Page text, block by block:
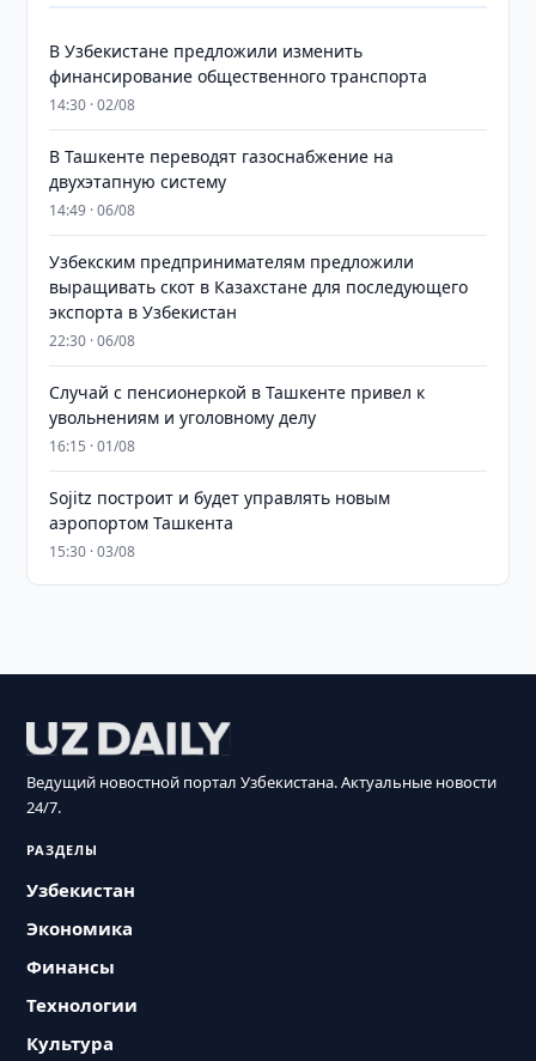
В Узбекистане предложили изменить
финансирование общественного транспорта
14:30 · 02/08
В Ташкенте переводят газоснабжение на
двухэтапную систему
14:49 · 06/08
Узбекским предпринимателям предложили
выращивать скот в Казахстане для последующего
экспорта в Узбекистан
22:30 · 06/08
Случай с пенсионеркой в Ташкенте привел к
увольнениям и уголовному делу
16:15 · 01/08
Sojitz построит и будет управлять новым
аэропортом Ташкента
15:30 · 03/08
Ведущий новостной портал Узбекистана. Актуальные новости
24/7.
РАЗДЕЛЫ
Узбекистан
Экономика
Финансы
Технологии
Культура